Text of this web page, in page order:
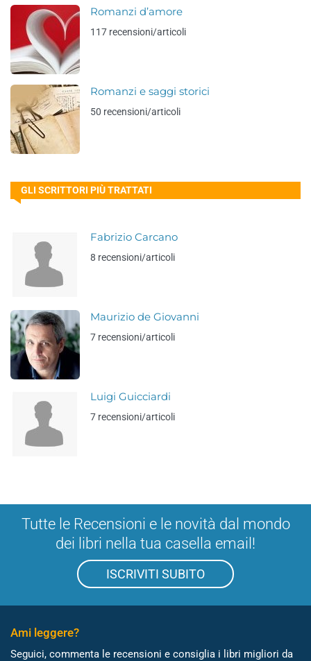
Romanzi d’amore
117 recensioni/articoli
Romanzi e saggi storici
50 recensioni/articoli
GLI SCRITTORI PIÙ TRATTATI
Fabrizio Carcano
8 recensioni/articoli
Maurizio de Giovanni
7 recensioni/articoli
Luigi Guicciardi
7 recensioni/articoli
Tutte le Recensioni e le novità dal mondo
dei libri nella tua casella email!
ISCRIVITI SUBITO
Ami leggere?
Seguici, commenta le recensioni e consiglia i libri migliori da